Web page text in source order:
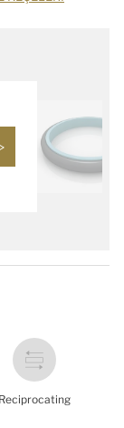
Reciprocating